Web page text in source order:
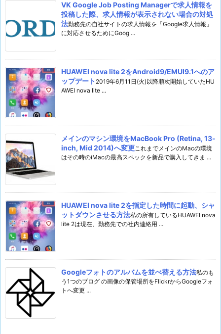
VK Google Job Posting Managerで求人情報を
投稿した際、求人情報が表示されない場合の対処
法勤務先の自社サイトの求人情報を「Google求人情報」
に対応させるためにGoog ...
HUAWEI nova lite 2をAndroid9/EMUI9.1へのア
ップデート 2019年6月11日(火)以降順次開始していたHU
AWEI nova lite ...
メインのマシン環境をMacBook Pro (Retina, 13-
inch, Mid 2014)へ変更これまでメインのMacの環境
はその時のiMacの最高スペックを新品で購入してきま ...
HUAWEI nova lite 2を指定した時間に起動、シャ
ットダウンさせる方法私の所有しているHUAWEI nova
lite 2は現在、勤務先での社内連絡用 ...
Googleフォトのアルバムを並べ替える方法私のも
う1つのブログ の画像の保管場所をFlickrからGoogleフォ
トへ変更 ...